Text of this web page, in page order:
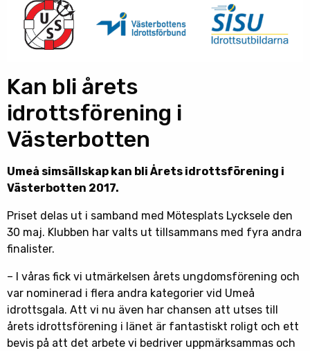
Kan bli årets
idrottsförening i
Västerbotten
Umeå simsällskap kan bli Årets idrottsförening i
Västerbotten 2017.
Priset delas ut i samband med Mötesplats Lycksele den
30 maj. Klubben har valts ut tillsammans med fyra andra
finalister.
– I våras fick vi utmärkelsen årets ungdomsförening och
var nominerad i flera andra kategorier vid Umeå
idrottsgala. Att vi nu även har chansen att utses till
årets idrottsförening i länet är fantastiskt roligt och ett
bevis på att det arbete vi bedriver uppmärksammas och